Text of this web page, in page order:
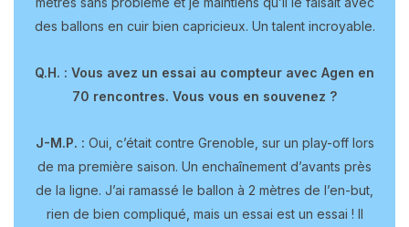
des ballons en cuir bien capricieux. Un talent incroyable.
Q.H. : Vous avez un essai au compteur avec Agen en
70 rencontres. Vous vous en souvenez ?
J-M.P. : Oui, c’était contre Grenoble, sur un play-off lors
de ma première saison. Un enchaînement d’avants près
de la ligne. J’ai ramassé le ballon à 2 mètres de l’en-but,
rien de bien compliqué, mais un essai est un essai ! Il